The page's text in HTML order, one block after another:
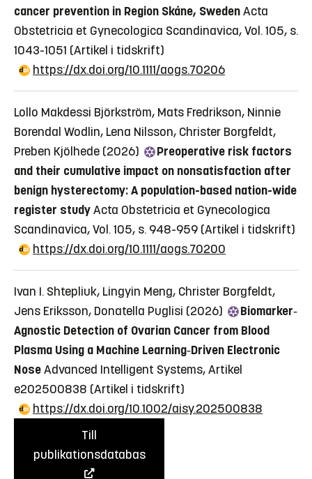
cancer prevention in Region Skåne, SwedenActa
Obstetricia et Gynecologica Scandinavica, Vol. 105, s.
1043-1051 (Artikel i tidskrift)
https://dx.doi.org/10.1111/aogs.70206
Lollo Makdessi Björkström, Mats Fredrikson, Ninnie
Borendal Wodlin, Lena Nilsson, Christer Borgfeldt,
Preben Kjölhede (2026)
Preoperative risk factors
and their cumulative impact on nonsatisfaction after
benign hysterectomy: A population-based nation-wide
register studyActa Obstetricia et Gynecologica
Scandinavica, Vol. 105, s. 948-959 (Artikel i tidskrift)
https://dx.doi.org/10.1111/aogs.70200
Ivan I. Shtepliuk, Lingyin Meng, Christer Borgfeldt,
Jens Eriksson, Donatella Puglisi (2026)
Biomarker‐
Agnostic Detection of Ovarian Cancer from Blood
Plasma Using a Machine Learning‐Driven Electronic
NoseAdvanced Intelligent Systems, Artikel
e202500838 (Artikel i tidskrift)
https://dx.doi.org/10.1002/aisy.202500838
Till
publikationsdatabas